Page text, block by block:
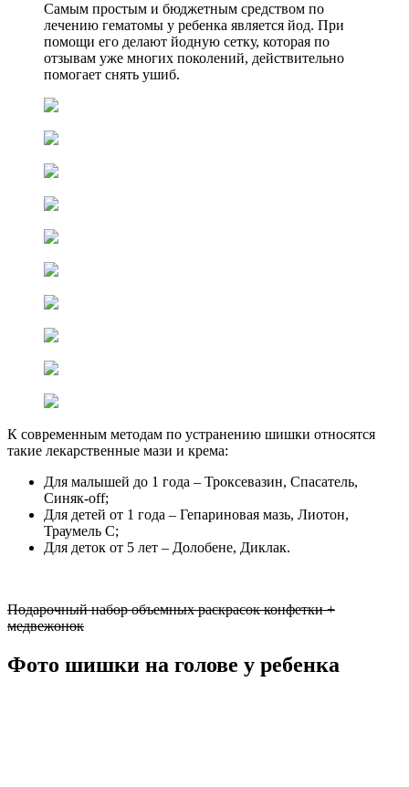
Самым простым и бюджетным средством по
лечению гематомы у ребенка является йод. При
помощи его делают йодную сетку, которая по
отзывам уже многих поколений, действительно
помогает снять ушиб.
К современным методам по устранению шишки относятся
такие лекарственные мази и крема:
Для малышей до 1 года – Троксевазин, Спасатель,
Синяк-off;
Для детей от 1 года – Гепариновая мазь, Лиотон,
Траумель С;
Для деток от 5 лет – Долобене, Диклак.
Подарочный набор объемных раскрасок конфетки +
медвежонок
Фото шишки на голове у ребенка